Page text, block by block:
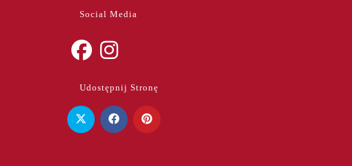
Social Media
a
new
in
a
new
Udostępnij Stronę